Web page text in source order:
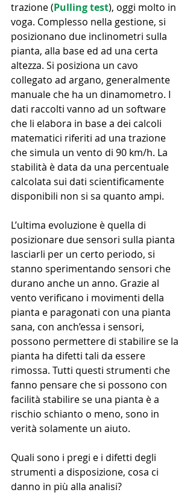
trazione (Pulling test), oggi molto in
voga. Complesso nella gestione, si
posizionano due inclinometri sulla
pianta, alla base ed ad una certa
altezza. Si posiziona un cavo
collegato ad argano, generalmente
manuale che ha un dinamometro. I
dati raccolti vanno ad un software
che li elabora in base a dei calcoli
matematici riferiti ad una trazione
che simula un vento di 90 km/h. La
stabilità è data da una percentuale
calcolata sui dati scientificamente
disponibili non si sa quanto ampi.
L’ultima evoluzione è quella di
posizionare due sensori sulla pianta
lasciarli per un certo periodo, si
stanno sperimentando sensori che
durano anche un anno. Grazie al
vento verificano i movimenti della
pianta e paragonati con una pianta
sana, con anch’essa i sensori,
possono permettere di stabilire se la
pianta ha difetti tali da essere
rimossa. Tutti questi strumenti che
fanno pensare che si possono con
facilità stabilire se una pianta è a
rischio schianto o meno, sono in
verità solamente un aiuto.
Quali sono i pregi e i difetti degli
strumenti a disposizione, cosa ci
danno in più alla analisi?